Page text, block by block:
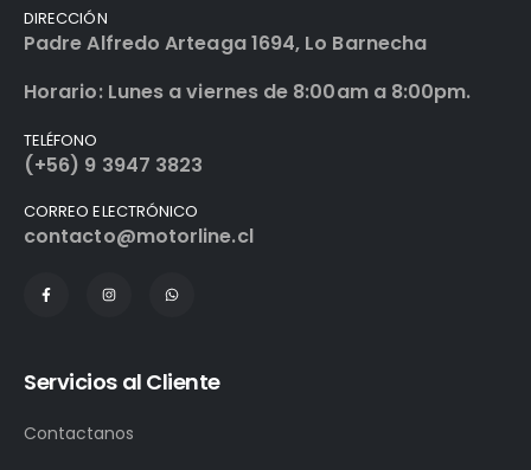
DIRECCIÓN
Padre Alfredo Arteaga 1694, Lo Barnecha
Horario: Lunes a viernes de 8:00am a 8:00pm.
TELÉFONO
(+56) 9 3947 3823
CORREO ELECTRÓNICO
contacto@motorline.cl
Servicios al Cliente
Contactanos